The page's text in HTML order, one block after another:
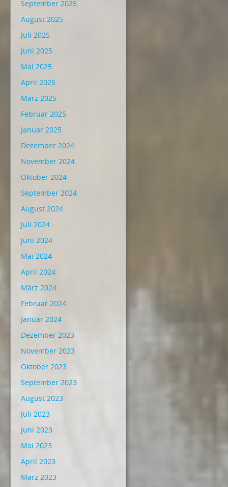
September 2025
August 2025
Juli 2025
Juni 2025
Mai 2025
April 2025
März 2025
Februar 2025
Januar 2025
Dezember 2024
November 2024
Oktober 2024
September 2024
August 2024
Juli 2024
Juni 2024
Mai 2024
April 2024
März 2024
Februar 2024
Januar 2024
Dezember 2023
November 2023
Oktober 2023
September 2023
August 2023
Juli 2023
Juni 2023
Mai 2023
April 2023
März 2023